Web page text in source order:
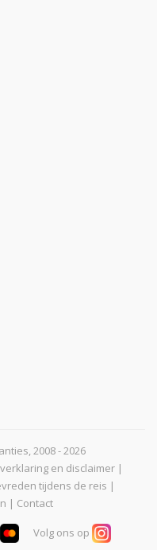
2008 - 2026
en disclaimer |
tijdens de reis |
| Contact
Volg ons op